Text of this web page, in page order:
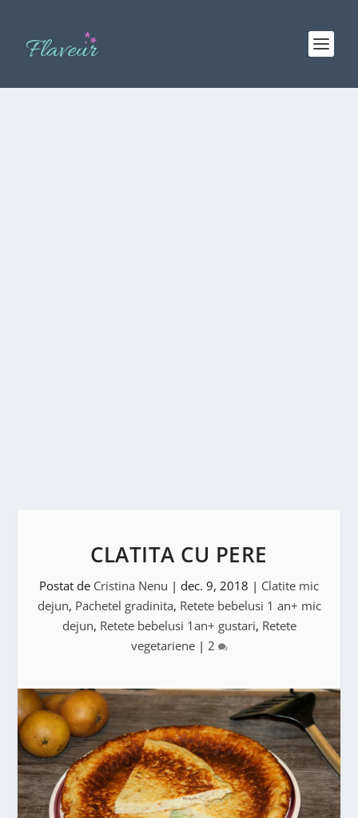
CLATITA CU PERE
Postat de Cristina Nenu | dec. 9, 2018 | Clatite mic
dejun, Pachetel gradinita, Retete bebelusi 1 an+ mic
dejun, Retete bebelusi 1an+ gustari, Retete
vegetariene| 2